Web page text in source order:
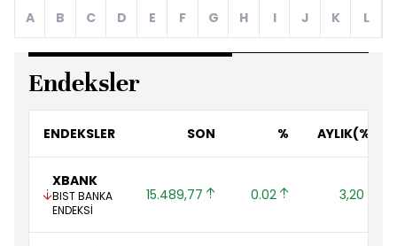
A B C D E F G H I J K L
Endeksler
ENDEKSLER SON % AYLIK(%)
XBANK
BIST BANKA
ENDEKSİ
15.489,77 0.02 3,20